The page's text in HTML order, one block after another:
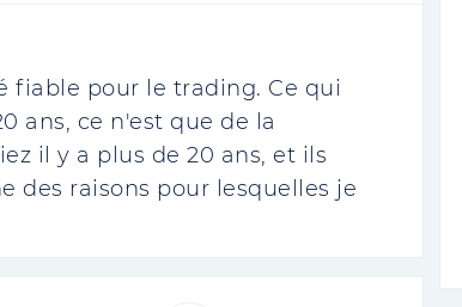
fiable pour le trading. Ce qui
ans, ce n'est que de la
il y a plus de 20 ans, et ils
des raisons pour lesquelles je